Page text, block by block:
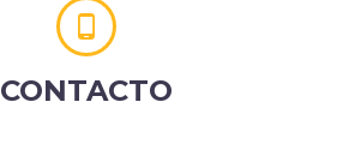


CONTACTO